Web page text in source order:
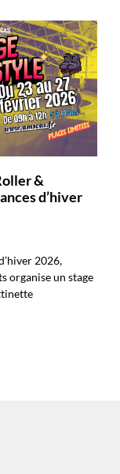
&
d’hiver
2026,
organise un stage